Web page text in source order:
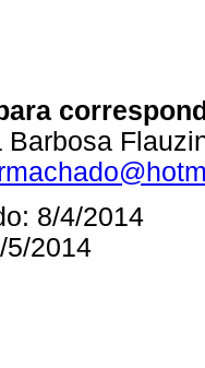
Barbosa
8/4/2014
5/2014